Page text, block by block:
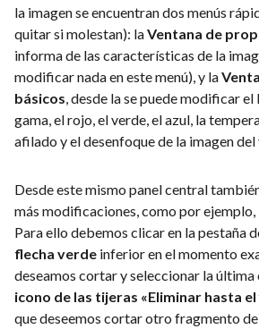
la imagen se encuentran dos menús
quitar si molestan): laVentana de
informa de las características de la
modificar nada en este menú), y la
básicos , desde la se puede modificar
gama, el rojo, el verde, el azul, la
afilado y el desenfoque de la imagen del
Desde este mismo panel central
más modificaciones, como por ejemplo,
Para ello debemos clicar en la pestaña
flecha verde inferior en el momento
deseamos cortar y seleccionar la
icono de las tijeras «Eliminar hasta el
que deseemos cortar otro fragmento